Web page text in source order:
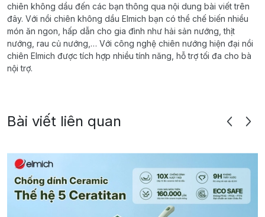
chiên không dầu đến các bạn thông qua nội dung bài viết trên
đây. Với nồi chiên không dầu Elmich bạn có thể chế biến nhiều
món ăn ngon, hấp dẫn cho gia đình như hải sản nướng, thịt
nướng, rau củ nướng,… Với công nghệ chiên nướng hiện đại nồi
chiên Elmich được tích hợp nhiều tính năng, hỗ trợ tối đa cho bà
nội trợ.
Bài viết liên quan